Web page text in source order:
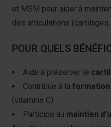
et MSM pour aider à
des articulations
POUR QUELS
Aide à préserver le
Contribue à la formation
(vitamine C).
Participe au maintien